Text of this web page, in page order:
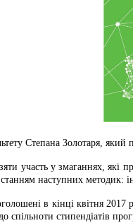
Степана Золотаря,
участь у змаганнях, які
наступних методик:
в кінці квітня
спільноти стипендіатів